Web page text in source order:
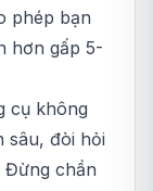
phép bạn
hơn gấp 5-
cụ không
sâu, đòi hỏi
Đừng chần